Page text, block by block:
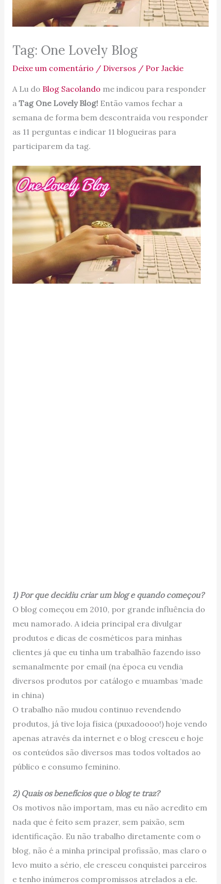
Tag: One Lovely Blog
Deixe um comentário / Diversos / Por Jackie
A Lu do Blog Sacolando me indicou para responder
a Tag One Lovely Blog!Então vamos fechar a
semana de forma bem descontraída vou responder
as 11 perguntas e indicar 11 blogueiras para
participarem da tag.
1) Por que decidiu criar um blog e quando começou?
O blog começou em 2010, por grande influência do
meu namorado. A ideia principal era divulgar
produtos e dicas de cosméticos para minhas
clientes já que eu tinha um trabalhão fazendo isso
semanalmente por email (na época eu vendia
diversos produtos por catálogo e muambas ‘made
in china)
O trabalho não mudou continuo revendendo
produtos, já tive loja física (puxadoooo!) hoje vendo
apenas através da internet e o blog cresceu e hoje
os conteúdos são diversos mas todos voltados ao
público e consumo feminino.
2) Quais os benefícios que o blog te traz?
Os motivos não importam, mas eu não acredito em
nada que é feito sem prazer, sem paixão, sem
identificação. Eu não trabalho diretamente com o
blog, não é a minha principal profissão, mas claro o
levo muito a sério, ele cresceu conquistei parceiros
e tenho inúmeros compromissos atrelados a ele.